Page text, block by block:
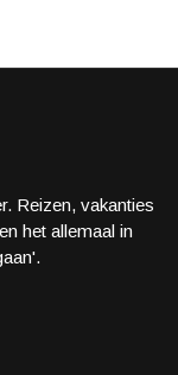
Reizen, vakanties
het allemaal in